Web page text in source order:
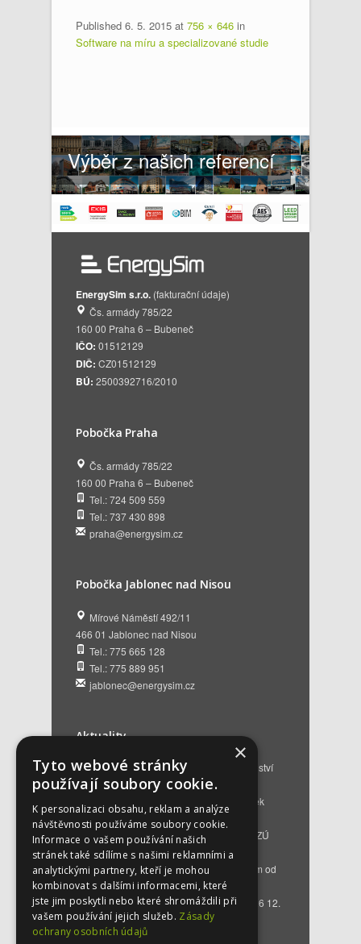
Published 6. 5. 2015 at 756 × 646 in
Software na míru a specializované studie
Výběr z našich referencí
EnergySim s.r.o. (fakturační údaje)
Čs. armády 785/22
160 00 Praha 6 – Bubeneč
IČO: 01512129
DIČ: CZ01512129
BÚ: 2500392716/2010
Pobočka Praha
Čs. armády 785/22
160 00 Praha 6 – Bubeneč
Tel.: 724 509 559
Tel.: 737 430 898
praha@energysim.cz
Pobočka Jablonec nad Nisou
Mírové Náměstí 492/11
466 01 Jablonec nad Nisou
Tel.: 775 665 128
Tel.: 775 889 951
jablonec@energysim.cz
Aktuality
Renovační pasy budov a dotační poradenství
12. 6. 2026
Přehled hlavních změn a nových podmínek
NZÚ 2026 28. 5. 2026
Kompenzace za projektovou přípravu v NZÚ
2025
25. 3. 2026
Novinky v programu Nová zelená úsporám od
roku 2026 16. 3. 2026
Bezplatné poradenství EKIS od 01.01.2026 12.
12. 2025
×
Tyto webové stránky
používají soubory cookie.
K personalizaci obsahu, reklam a analýze
návštěvnosti používáme soubory cookie.
Informace o vašem používání našich
stránek také sdílíme s našimi reklamními a
analytickými partnery, kteří je mohou
kombinovat s dalšími informacemi, které
jste jim poskytli nebo které shromáždili při
vašem používání jejich služeb. Zásady
ochrany osobních údajů